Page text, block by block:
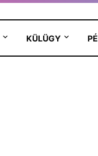
KÜLÜGY